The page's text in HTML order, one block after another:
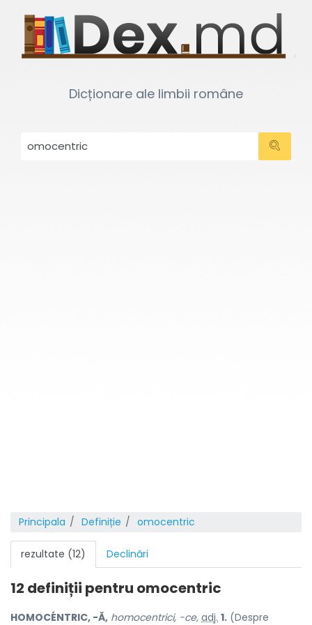
Dicționare ale limbii române
Principala Definiție omocentric
rezultate (12) Declinări
12 definiții pentru omocentric
HOMOCÉNTRIC, -Ă, homocentrici, -ce, adj. 1. (Despre